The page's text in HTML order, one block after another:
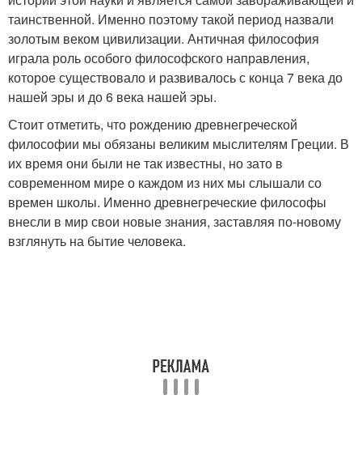
таинственной. Именно поэтому такой период назвали
золотым веком цивилизации. Античная философия
играла роль особого философского направления,
которое существовало и развивалось с конца 7 века до
нашей эры и до 6 века нашей эры.
Стоит отметить, что рождению древнегреческой
философии мы обязаны великим мыслителям Греции. В
их время они были не так известны, но зато в
современном мире о каждом из них мы слышали со
времен школы. Именно древнегреческие философы
внесли в мир свои новые знания, заставляя по-новому
взглянуть на бытие человека.